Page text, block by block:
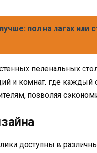
пол на лагах или
пеленальных
и комнат, где каждый
позволяя
доступны в